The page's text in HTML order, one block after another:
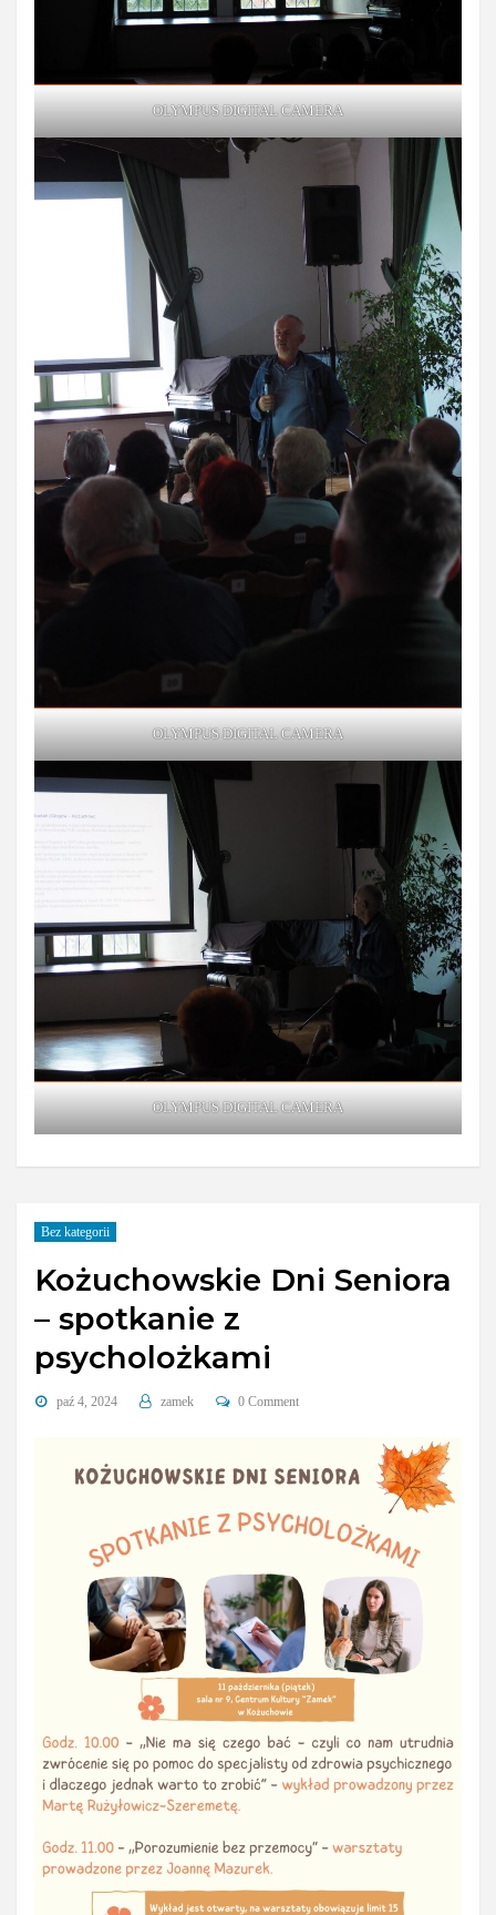
OLYMPUS DIGITAL CAMERA
OLYMPUS DIGITAL CAMERA
OLYMPUS DIGITAL CAMERA
Bez kategorii
Kożuchowskie Dni Seniora
– spotkanie z
psycholożkami
paź 4, 2024 zamek 0 Comment